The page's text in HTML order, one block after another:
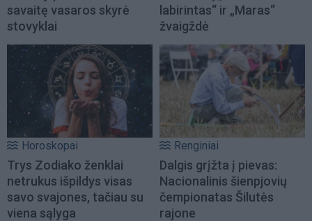
savaitę vasaros skyrė
stovyklai
labirintas“ ir „Maras“
žvaigždė
Horoskopai
Trys Zodiako ženklai
netrukus išpildys visas
savo svajones, tačiau su
viena sąlyga
Renginiai
Dalgis grįžta į pievas:
Nacionalinis šienpjovių
čempionatas Šilutės
rajone